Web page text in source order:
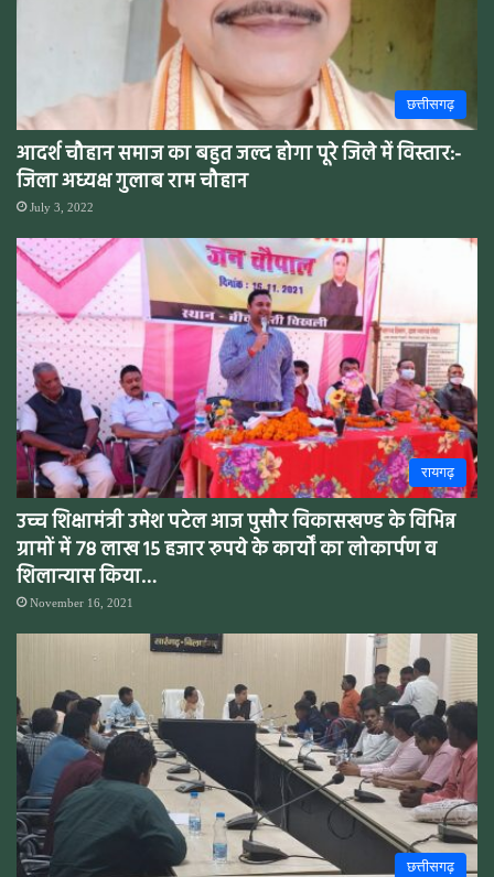
छत्तीसगढ़
आदर्श चौहान समाज का बहुत जल्द होगा पूरे जिले में विस्तार:-
जिला अध्यक्ष गुलाब राम चौहान
July 3, 2022
रायगढ़
उच्च शिक्षामंत्री उमेश पटेल आज पुसौर विकासखण्ड के विभिन्न
ग्रामों में 78 लाख 15 हजार रुपये के कार्यों का लोकार्पण व
शिलान्यास किया…
November 16, 2021
छत्तीसगढ़